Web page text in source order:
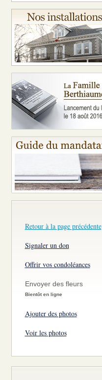
Retour à la page précédente
Signaler un don
Offrir vos condoléances
Envoyer des fleurs
Bientôt en ligne
Ajouter des photos
Voir les photos